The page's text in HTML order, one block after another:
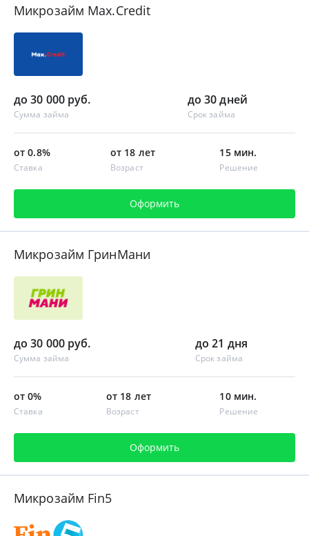
Микрозайм Max.Credit
до 30 000 руб.
Сумма займа
до 30 дней
Срок займа
от 0.8%
Ставка
от 18 лет
Возраст
15 мин.
Решение
Оформить
Микрозайм ГринМани
до 30 000 руб.
Сумма займа
до 21 дня
Срок займа
от 0%
Ставка
от 18 лет
Возраст
10 мин.
Решение
Оформить
Микрозайм Fin5